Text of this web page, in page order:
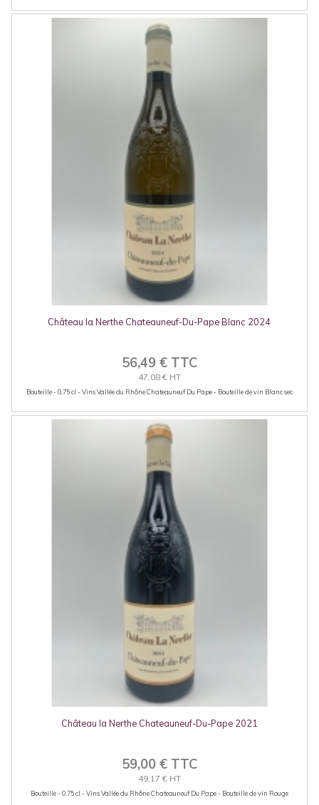
Château la Nerthe Chateauneuf-Du-Pape Blanc 2024
56,49 € TTC
47,08 € HT
Bouteille - 0.75 cl - Vins Vallée du Rhône Chateauneuf Du Pape - Bouteille de vin Blanc sec
Château la Nerthe Chateauneuf-Du-Pape 2021
59,00 € TTC
49,17 € HT
Bouteille - 0.75 cl - Vins Vallée du Rhône Chateauneuf Du Pape - Bouteille de vin Rouge